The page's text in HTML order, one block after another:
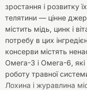
зростання і розвитку
телятини — цінне
містить мідь, цинк і
потребу в цих
консерви містять
Омега-3 і Омега-6, які
роботу травної
Лохина і журавлина